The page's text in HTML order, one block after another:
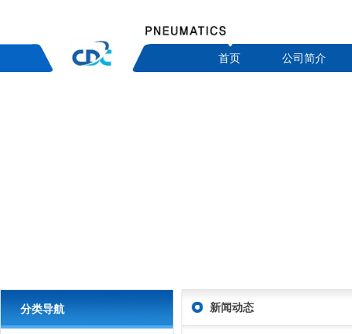
首页 公司简介
分类导航 新闻动态